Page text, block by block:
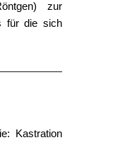
zur
für die sich
Kastration